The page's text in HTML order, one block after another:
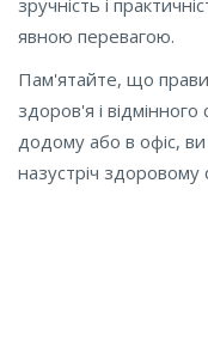
явною перевагою.
Пам'ятайте, що
здоров'я і
додому або в офіс,
назустріч здоровому